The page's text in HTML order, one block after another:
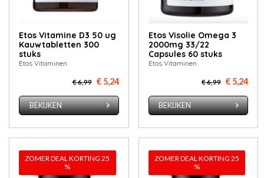
Etos Vitamine D3 50 ug
Kauwtabletten 300
stuks
Etos Vitaminen
€ 6,99 € 5,24
BEKIJKEN
Etos Visolie Omega 3
2000mg 33/22
Capsules 60 stuks
Etos Vitaminen
€ 6,99 € 5,24
BEKIJKEN
ZOMER DEAL KORTING 25
%
ZOMER DEAL KORTING 25
%